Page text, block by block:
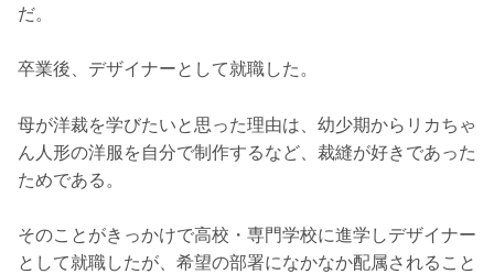
だ。
卒業後、デザイナーとして就職した。
母が洋裁を学びたいと思った理由は、幼少期からリカちゃ
ん人形の洋服を自分で制作するなど、裁縫が好きであった
ためである。
そのことがきっかけで高校・専門学校に進学しデザイナー
として就職したが、希望の部署になかなか配属されること